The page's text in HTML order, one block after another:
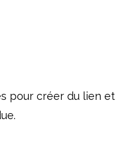
pour créer du lien et